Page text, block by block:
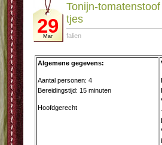
29
Mar
To­nijn-
tjes
falien
Algemene gegevens:
Aantal personen: 4
Bereidingstijd: 15 minuten
Hoofdgerecht